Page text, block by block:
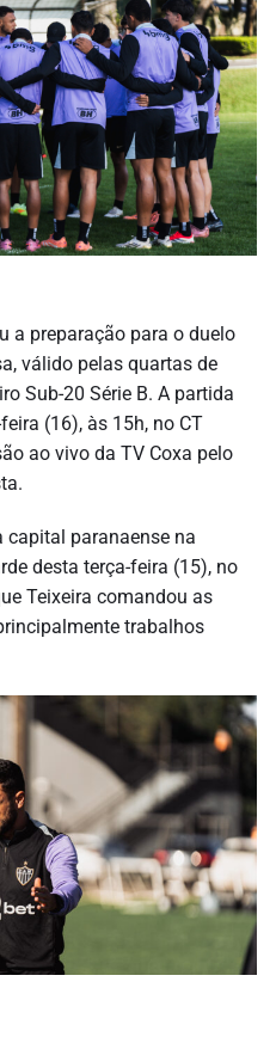
a preparação para o duelo
válido pelas quartas de
Sub-20 Série B. A partida
(16), às 15h, no CT
ao vivo da TV Coxa pelo
capital paranaense na
desta terça-feira (15), no
Teixeira comandou as
trabalhos